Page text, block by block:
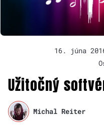
16. júna
Užitočný
Michal Reiter